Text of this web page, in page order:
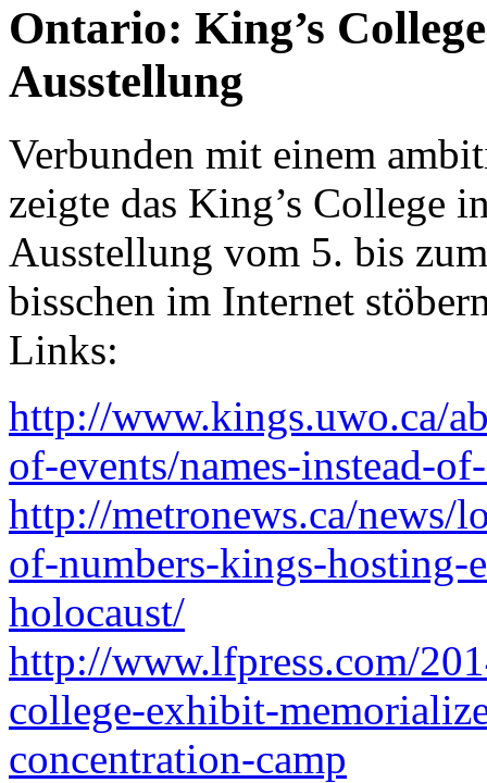
Ontario: King’s
Ausstellung
Verbunden mit einem
zeigte das King’s College
Ausstellung vom 5. bis
bisschen im Internet
Links:
http://www.kings.uwo.ca/
of-events/names-instead-
http://metronews.ca/news/
of-numbers-kings-
holocaust/
http://www.lfpress.com/
college-exhibit-
concentration-camp